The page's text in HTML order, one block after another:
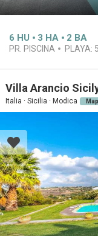
6 HU 3 HA 2 BA
PR. PISCINA PLAYA:
Villa Arancio
Italia · Sicilia · Modica